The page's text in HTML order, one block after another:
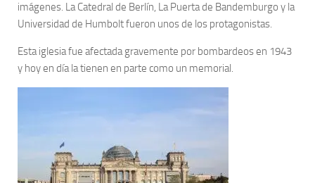
imágenes. La Catedral de Berlín, La Puerta de Bandemburgo y la
Universidad de Humbolt fueron unos de los protagonistas.
Esta iglesia fue afectada gravemente por bombardeos en 1943
y hoy en día la tienen en parte como un memorial.